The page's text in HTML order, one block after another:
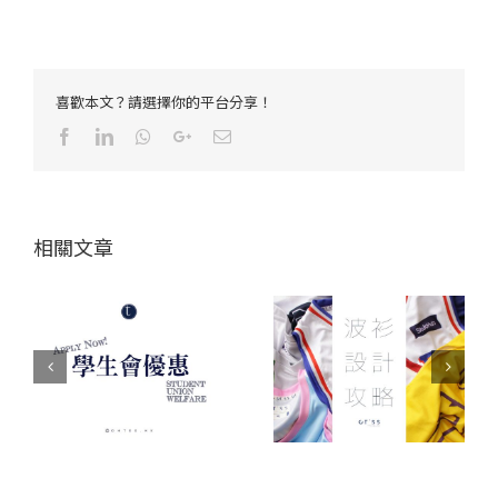
喜歡本文？請選擇你的平台分享！
FacebookLinkedInWhatsapp
Google+Email
相關文章
整波衫三大攻略
2020-2021學生會優惠/
福利申請